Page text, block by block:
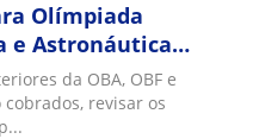
Olímpiada
e Astronáutica
de Física (OBF) e
da OBA, OBF e
cobrados, revisar os